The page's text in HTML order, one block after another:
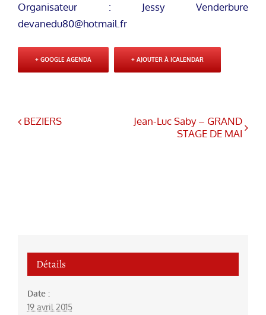
Organisateur : Jessy Venderbure
devanedu80@hotmail.fr
+ GOOGLE AGENDA + AJOUTER À ICALENDAR
BEZIERS
Jean-Luc Saby – GRAND
STAGE DE MAI
Détails
Date :
19 avril 2015